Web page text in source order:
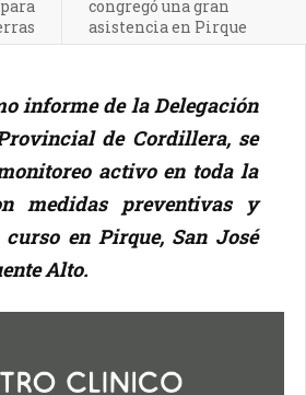
y
congregó una gran
asistencia en Pirque
informe de la Delegación
de Cordillera, se
activo en toda la
medidas preventivas y
en Pirque, San José
Alto.